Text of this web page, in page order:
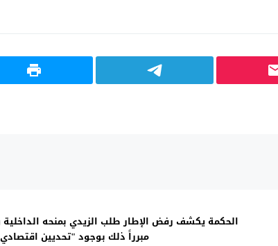
الحكمة يكشف رفض الإطار طلب الزيدي بمنحه الداخلية
مبرراً ذلك بوجود "تحديين